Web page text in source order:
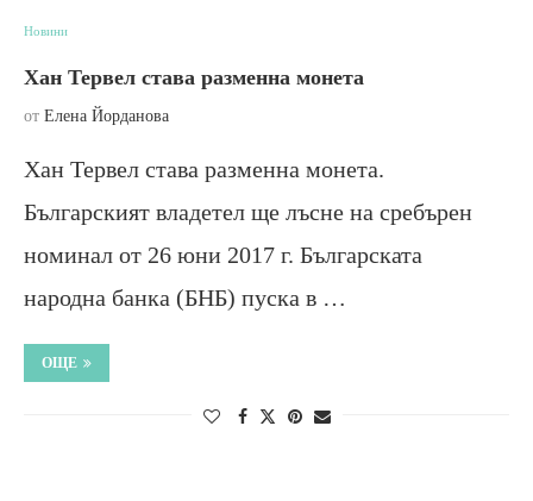
Новини
Хан Тервел става разменна монета
от Елена Йорданова
Хан Тервел става разменна монета.
Българският владетел ще лъсне на сребърен
номинал от 26 юни 2017 г. Българската
народна банка (БНБ) пуска в …
ОЩЕ